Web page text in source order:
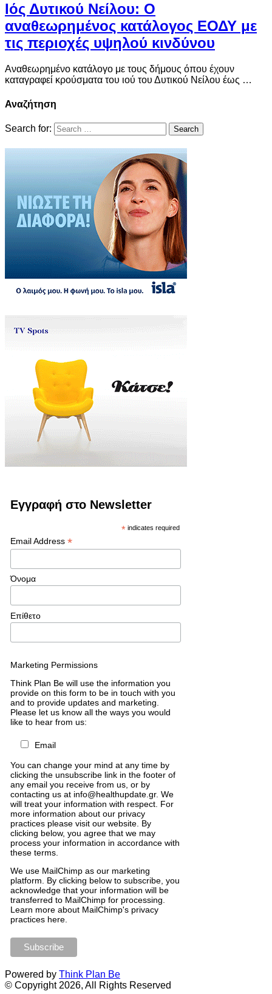
Ιός Δυτικού Νείλου: Ο
αναθεωρημένος κατάλογος ΕΟΔΥ με
τις περιοχές υψηλού κινδύνου
Αναθεωρημένο κατάλογο με τους δήμους όπου έχουν
καταγραφεί κρούσματα του ιού του Δυτικού Νείλου έως …
Αναζήτηση
Search for:
Εγγραφή στο Newsletter
* indicates required
Email Address *
Όνομα
Επίθετο
Marketing Permissions
Think Plan Be will use the information you
provide on this form to be in touch with you
and to provide updates and marketing.
Please let us know all the ways you would
like to hear from us:
Email
You can change your mind at any time by
clicking the unsubscribe link in the footer of
any email you receive from us, or by
contacting us at info@healthupdate.gr. We
will treat your information with respect. For
more information about our privacy
practices please visit our website. By
clicking below, you agree that we may
process your information in accordance with
these terms.
We use MailChimp as our marketing
platform
By clicking below to subscribe you
acknowledge that your information will be
transferred to MailChimp for processing
Learn more about MailChimp's privacy
practices here
Powered by Think Plan Be
© Copyright 2026, All Rights Reserved